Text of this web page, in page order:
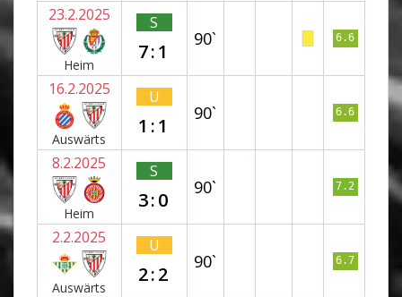
23.2.2025
Heim
S
7:1
90` 6.6
16.2.2025
Auswärts
U
1:1
90` 6.6
8.2.2025
Heim
S
3:0
90` 7.2
2.2.2025
Auswärts
U
2:2
90` 6.7